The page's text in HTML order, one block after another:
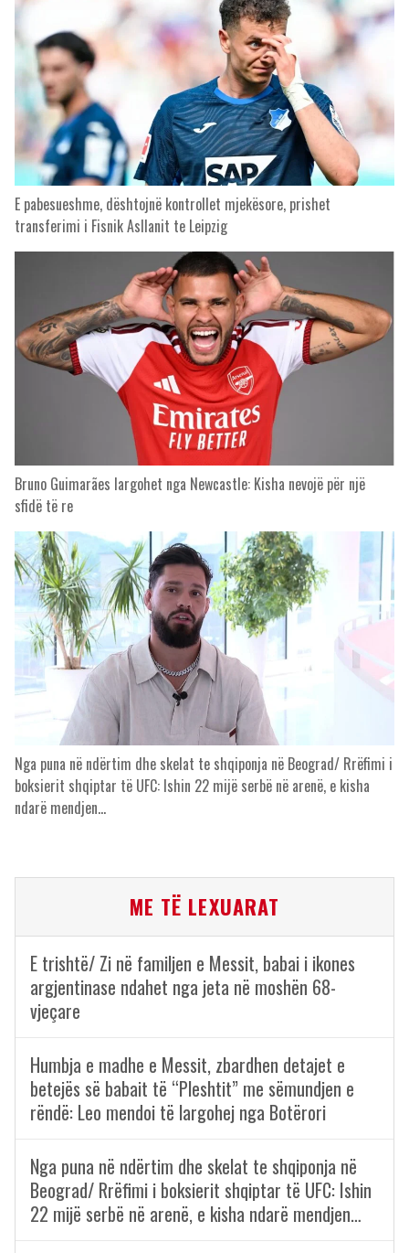
E pabesueshme, dështojnë kontrollet mjekësore, prishet
transferimi i Fisnik Asllanit te Leipzig
Bruno Guimarães largohet nga Newcastle: Kisha nevojë për një
sfidë të re
Nga puna në ndërtim dhe skelat te shqiponja në Beograd/ Rrëfimi i
boksierit shqiptar të UFC: Ishin 22 mijë serbë në arenë, e kisha
ndarë mendjen…
ME TË LEXUARAT
E trishtë/ Zi në familjen e Messit, babai i ikones
argjentinase ndahet nga jeta në moshën 68-
vjeçare
Humbja e madhe e Messit, zbardhen detajet e
betejës së babait të “Pleshtit” me sëmundjen e
rëndë: Leo mendoi të largohej nga Botërori
Nga puna në ndërtim dhe skelat te shqiponja në
Beograd/ Rrëfimi i boksierit shqiptar të UFC: Ishin
22 mijë serbë në arenë, e kisha ndarë mendjen…